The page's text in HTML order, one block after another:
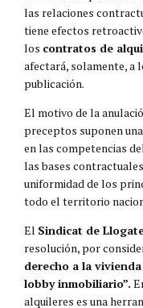
las relaciones
tiene efectos
los contratos de
afectará, solamente, a
publicación.
El motivo de la
preceptos suponen
en las competencias
las bases
uniformidad de los
todo el territorio
El Sindicat de
resolución, por
derecho a la
lobby inmobiliario”.
alquileres es una